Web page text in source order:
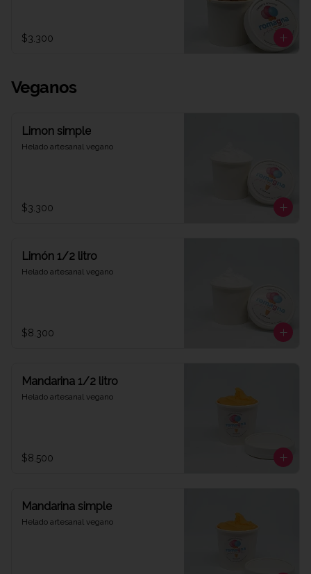
$3.300
Veganos
Limon simple
Helado artesanal vegano
$3.300
Limón 1/2 litro
Helado artesanal vegano
$8.300
Mandarina 1/2 litro
Helado artesanal vegano
$8.500
Mandarina simple
Helado artesanal vegano